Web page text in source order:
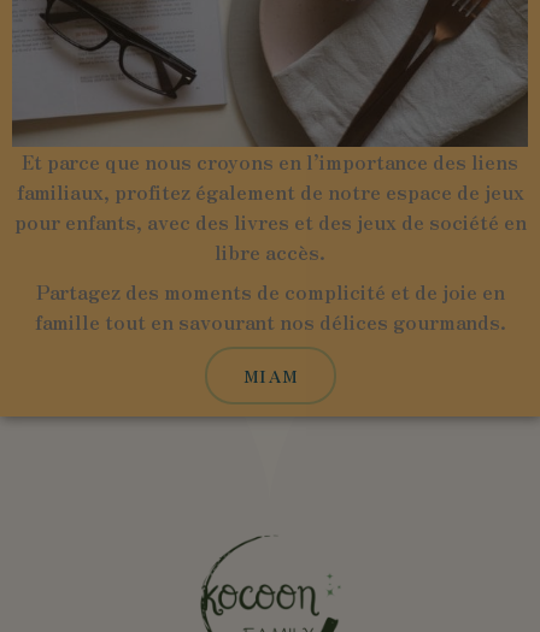
Et parce que nous croyons en l’importance des liens
familiaux, profitez également de notre espace de jeux
pour enfants, avec des livres et des jeux de société en
libre accès.
Partagez des moments de complicité et de joie en
famille tout en savourant nos délices gourmands.
MIAM